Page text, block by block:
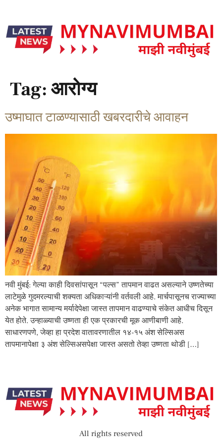
Tag: आरोग्य
उष्माघात टाळण्यासाठी खबरदारीचे आवाहन
नवी मुंबई: गेल्या काही दिवसांपासून “पल्स” तापमान वाढत असल्याने उष्णतेच्या
लाटेमुळे गुदमरल्याची शक्यता अधिकाऱ्यांनी वर्तवली आहे. मार्चपासूनच राज्याच्या
अनेक भागात सामान्य मर्यादेपेक्षा जास्त तापमान वाढण्याचे संकेत आधीच दिसून
येत होते. उन्हाळ्याची उष्णता ही एक प्रकारची मूक आणीबाणी आहे.
साधारणपणे, जेव्हा हा प्रदेश वातावरणातील १४-१५ अंश सेल्सिअस
तापमानापेक्षा ३ अंश सेल्सिअसपेक्षा जास्त असतो तेव्हा उष्णता थोडी […]
All rights reserved